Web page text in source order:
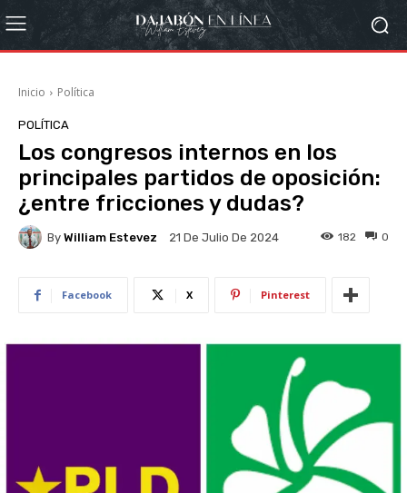
Inicio Política
POLÍTICA
Los congresos internos en los
principales partidos de oposición:
¿entre fricciones y dudas?
By William Estevez 21 De Julio De 2024 0
182
Facebook X Pinterest